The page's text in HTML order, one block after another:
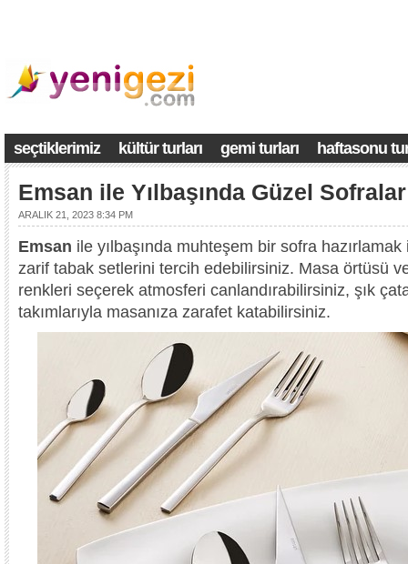
seçtiklerimiz kültür turları gemi turları haftasonu
Emsan ile Yılbaşında Güzel
ARALIK 21, 2023 8:34 PM
Emsan ile yılbaşında muhteşem bir sofra
zarif tabak setlerini tercih edebilirsiniz. Masa örtüsü
renkleri seçerek atmosferi canlandırabilirsiniz, şık
takımlarıyla masanıza zarafet katabilirsiniz.